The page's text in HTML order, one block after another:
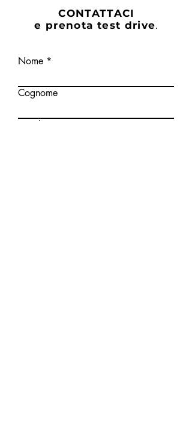
CONTATTACI
e prenota test drive.
Nome
Cognome
Email